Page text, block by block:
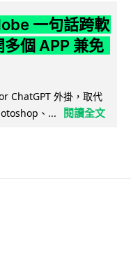
一句話跨軟
個 APP 兼免
ChatGPT 外掛，取代
、...
閱讀全文